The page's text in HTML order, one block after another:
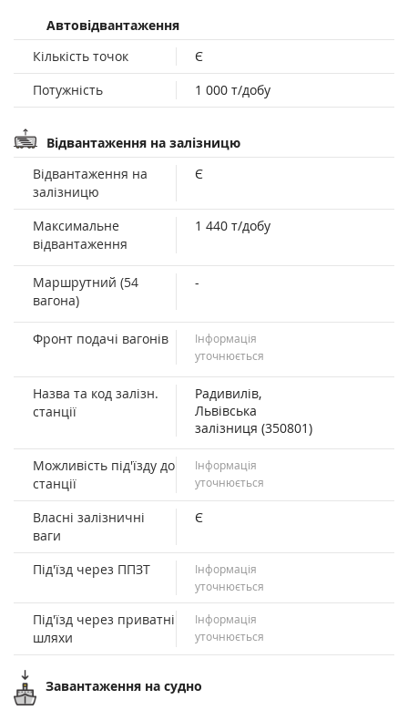
Автовідвантаження
Кількість точок
Є
Потужність
1 000 т/добу
Відвантаження на залізницю
Відвантаження на
залізницю
Є
Максимальне
відвантаження
1 440 т/добу
Маршрутний (54
вагона)
-
Фронт подачі вагонів
Інформація
уточнюється
Назва та код залізн.
станції
Радивилів,
Львівська
залізниця (350801)
Можливість під'їзду до
станції
Інформація
уточнюється
Власні залізничні
ваги
Є
Під'їзд через ППЗТ
Інформація
уточнюється
Під'їзд через приватні
шляхи
Інформація
уточнюється
Завантаження на судно